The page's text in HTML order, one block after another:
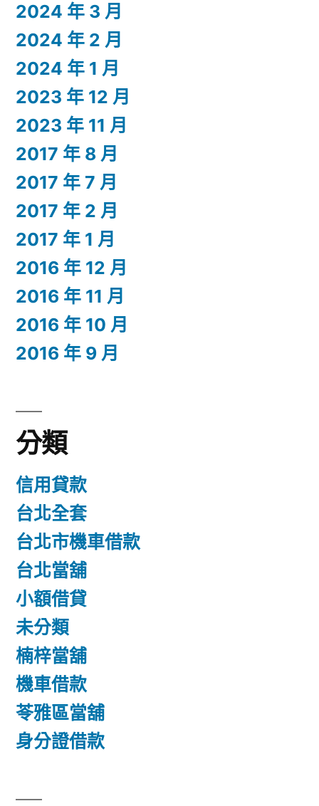
2024 年 3 月
2024 年 2 月
2024 年 1 月
2023 年 12 月
2023 年 11 月
2017 年 8 月
2017 年 7 月
2017 年 2 月
2017 年 1 月
2016 年 12 月
2016 年 11 月
2016 年 10 月
2016 年 9 月
分類
信用貸款
台北全套
台北市機車借款
台北當舖
小額借貸
未分類
楠梓當舖
機車借款
苓雅區當舖
身分證借款